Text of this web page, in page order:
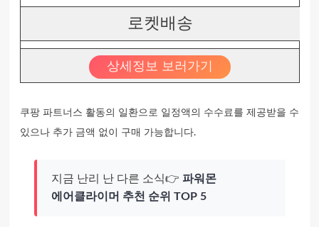
로켓배송
상세정보 보러가기
쿠팡 파트너스 활동의 일환으로 일정액의 수수료를 제공받을 수
있으나 추가 금액 없이 구매 가능합니다.
지금 난리 난 다른 소식👉 파워몬
에어클라이머 추천 순위 TOP 5